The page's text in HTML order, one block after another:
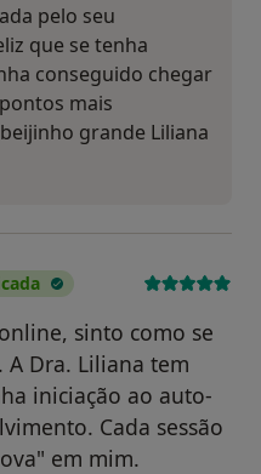
pelo seu
que se tenha
conseguido chegar
mais
grande Liliana
sinto como se
A Dra. Liliana tem
iniciação ao auto-
Cada sessão
em mim.